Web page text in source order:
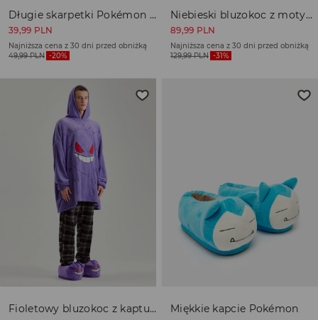
Długie skarpetki Pokémon Snorlax 3-pak
39,99 PLN
Najniższa cena z 30 dni przed obniżką
49,99 PLN -20%
Niebieski bluzokoc z motywem Pokémon
89,99 PLN
Najniższa cena z 30 dni przed obniżką
129,99 PLN -31%
Fioletowy bluzokoc z kapturem Pokémon Miękkie kapcie Pokémon
Cena regularna
Najniższa cena z 30 dni przed obniżką 39,99 PLN
-ONE SIZE
Produkt jest aktualnie niedostępny w sklepie online. Wybierz
interesujący Cię rozmiar by zapisać się na alert
powiadamiający o jego dostępności.
POWIADOM MNIE
Dostępność w salonie
OPIS PRODUKTU